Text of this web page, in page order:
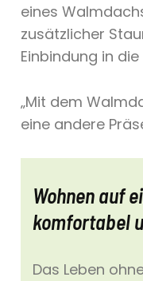
eines
zusätzlicher
Einbindung in
„Mit dem
eine andere
Wohnen auf
komfortabel
Das Leben